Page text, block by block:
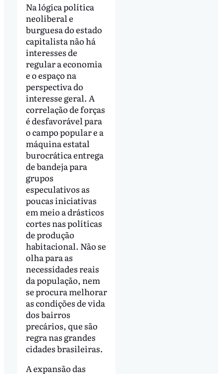
Na lógica política
neoliberal e
burguesa do estado
capitalista não há
interesses de
regular a economia
e o espaço na
perspectiva do
interesse geral. A
correlação de forças
é desfavorável para
o campo popular e a
máquina estatal
burocrática entrega
de bandeja para
grupos
especulativos as
poucas iniciativas
em meio a drásticos
cortes nas políticas
de produção
habitacional. Não se
olha para as
necessidades reais
da população, nem
se procura melhorar
as condições de vida
dos bairros
precários, que são
regra nas grandes
cidades brasileiras.
A expansão das